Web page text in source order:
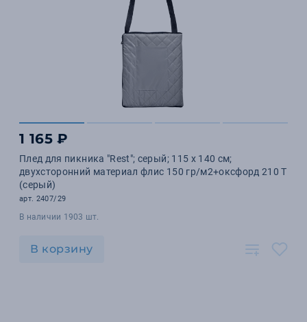
1 165 ₽
Плед для пикника "Rest"; серый; 115 х 140 см;
двухсторонний материал флис 150 гр/м2+оксфорд 210 T
(серый)
арт. 2407/29
В наличии 1903 шт.
В корзину